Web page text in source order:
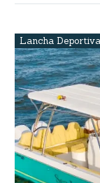
Lancha Deportiva